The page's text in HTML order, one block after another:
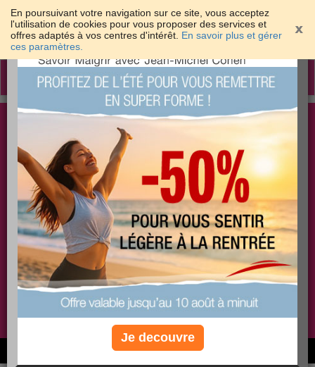
En poursuivant votre navigation sur ce site, vous acceptez
l'utilisation de cookies pour vous proposer des services et
offres adaptés à vos centres d'intérêt. En savoir plus et gérer
ces paramètres.
Toggle
Les meilleures solutions pour maigrir et être bien
dans sa peau
PLUS
EFFICACE
PLUS
SANTÉ
PLUS
COACHING
Non, je préfère le régime gratuit
6M de personnes ont maigri et réappris à manger avec nous
×
Je decouvre